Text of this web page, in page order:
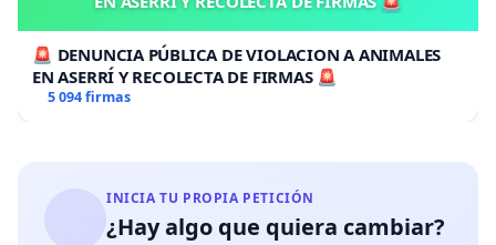
🚨 DENUNCIA PÚBLICA DE VIOLACION A ANIMALES
EN ASERRÍ Y RECOLECTA DE FIRMAS 🚨
5 094 firmas
INICIA TU PROPIA PETICIÓN
¿Hay algo que quiera cambiar?